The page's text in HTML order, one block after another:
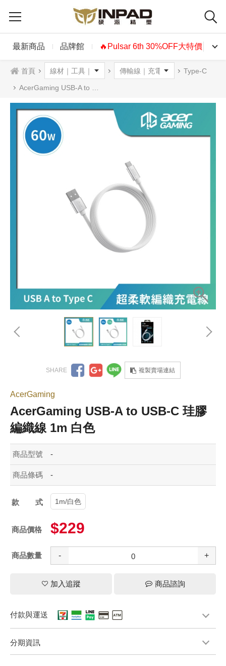
最新商品 品牌館 🔥Pulsar 6th 30%OFF大特價🔥
首頁 Type-C
AcerGaming USB-A to USB-C 珪膠編織線 1m 白色
複製賣場連結
AcerGaming
AcerGaming USB-A to USB-C 珪膠
編織線 1m 白色
商品型號 -
商品條碼 -
款式1m/白色
商品價格 $229
商品數量 - +
加入追蹤 商品諮詢
付款與運送
分期資訊